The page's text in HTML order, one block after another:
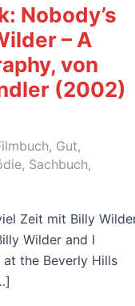
Nobody’s
– A
von
(2002)
, Gut,
, Sachbuch,
Zeit mit Billy
Wilder and I
the Beverly Hills